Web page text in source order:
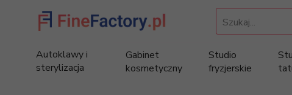
Szukaj...
Autoklawy i
sterylizacja
Gabinet
kosmetyczny
Studio
fryzjerskie